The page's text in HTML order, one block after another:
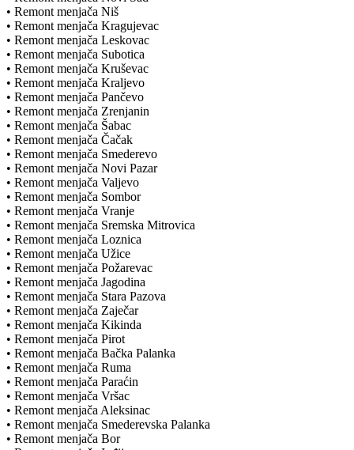
• Remont menjača Niš
• Remont menjača Kragujevac
• Remont menjača Leskovac
• Remont menjača Subotica
• Remont menjača Kruševac
• Remont menjača Kraljevo
• Remont menjača Pančevo
• Remont menjača Zrenjanin
• Remont menjača Šabac
• Remont menjača Čačak
• Remont menjača Smederevo
• Remont menjača Novi Pazar
• Remont menjača Valjevo
• Remont menjača Sombor
• Remont menjača Vranje
• Remont menjača Sremska Mitrovica
• Remont menjača Loznica
• Remont menjača Užice
• Remont menjača Požarevac
• Remont menjača Jagodina
• Remont menjača Stara Pazova
• Remont menjača Zaječar
• Remont menjača Kikinda
• Remont menjača Pirot
• Remont menjača Bačka Palanka
• Remont menjača Ruma
• Remont menjača Paraćin
• Remont menjača Vršac
• Remont menjača Aleksinac
• Remont menjača Smederevska Palanka
• Remont menjača Bor